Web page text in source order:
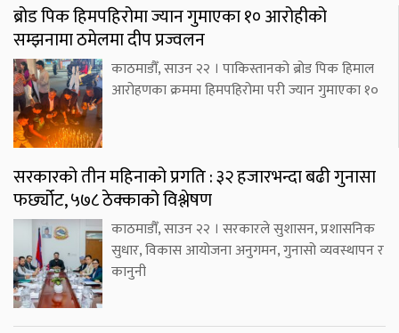
ब्रोड पिक हिमपहिरोमा ज्यान गुमाएका १० आरोहीको
सम्झनामा ठमेलमा दीप प्रज्वलन
काठमाडौँ, साउन २२ । पाकिस्तानको ब्रोड पिक हिमाल
आरोहणका क्रममा हिमपहिरोमा परी ज्यान गुमाएका १०
सरकारको तीन महिनाको प्रगति : ३२ हजारभन्दा बढी गुनासा
फर्छ्योट, ५७८ ठेक्काको विश्लेषण
काठमाडौँ, साउन २२ । सरकारले सुशासन, प्रशासनिक
सुधार, विकास आयोजना अनुगमन, गुनासो व्यवस्थापन र
कानुनी